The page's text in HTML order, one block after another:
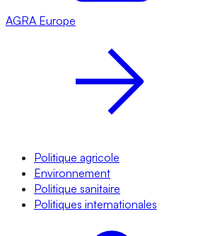
AGRA Europe
Politique agricole
Environnement
Politique sanitaire
Politiques internationales